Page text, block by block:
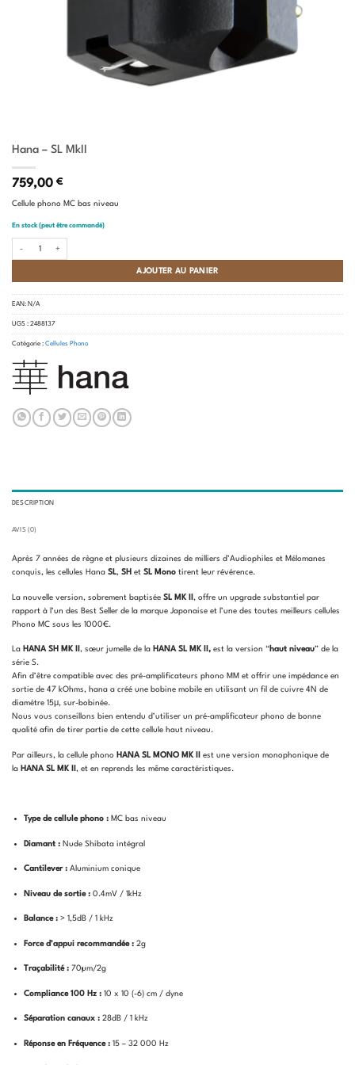
Hana – SL MkII
759,00 €
Cellule phono MC bas niveau
En stock (peut être commandé)
AJOUTER AU PANIER
EAN: N/A
UGS : 2488137
Catégorie : Cellules Phono
DESCRIPTION
AVIS (0)
Après 7 années de règne et plusieurs dizaines de milliers d’Audiophiles et Mélomanes
conquis, les cellules Hana SL, SH et SL Mono tirent leur révérence.
La nouvelle version, sobrement baptisée SL MK II , offre un upgrade substantiel par
rapport à l’un des Best Seller de la marque Japonaise et l’une des toutes meilleurs cellules
Phono MC sous les 1000€.
La HANA SH MK II , sœur jumelle de la HANA SL MK II, est la version “ haut niveau” de la
série S.
Afin d’être compatible avec des pré-amplificateurs phono MM et offrir une impédance en
sortie de 47 kOhms, hana a créé une bobine mobile en utilisant un fil de cuivre 4N de
diamètre 15μ, sur-bobinée.
Nous vous conseillons bien entendu d’utiliser un pré-amplificateur phono de bonne
qualité afin de tirer partie de cette cellule haut niveau.
Par ailleurs, la cellule phono HANA SL MONO MK II
est une version monophonique de
la HANA SL MK II , et en reprends les même caractéristiques.
Type de cellule phono :MC bas niveau
Diamant :Nude Shibata intégral
Cantilever :Aluminium conique
Niveau de sortie :0.4mV / 1kHz
Balance :> 1,5dB / 1 kHz
Force d’appui recommandée :2g
Traçabilité :70µm/2g
Compliance 100 Hz :10 x 10 (-6) cm / dyne
Séparation canaux :28dB / 1 kHz
Réponse en Fréquence :15 – 32 000 Hz